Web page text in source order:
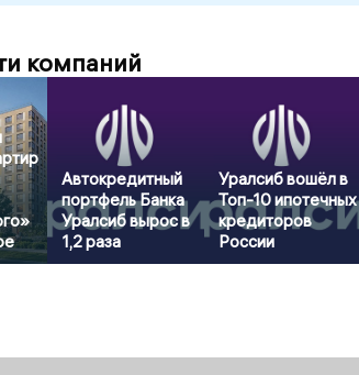
компаний
Автокредитный
портфель Банка
Уралсиб вырос в
1,2 раза
Уралсиб вошёл в
Топ-10 ипотечных
кредиторов
России